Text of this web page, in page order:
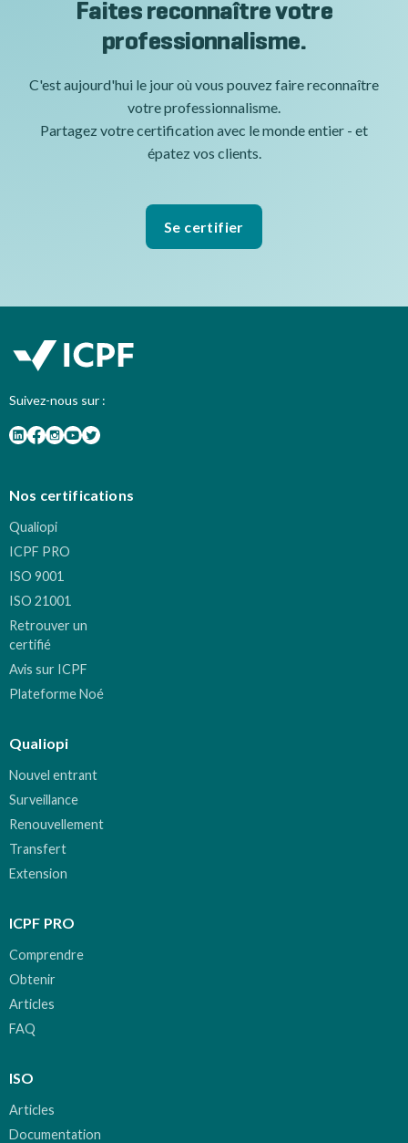
Faites reconnaître votre
professionnalisme.
C'est aujourd'hui le jour où vous pouvez faire reconnaître
votre professionnalisme.
Partagez votre certification avec le monde entier - et
épatez vos clients.
Se certifier
Suivez-nous sur :
Nos certifications
Qualiopi
ICPF PRO
ISO 9001
ISO 21001
Retrouver un
certifié
Avis sur ICPF
Plateforme Noé
Qualiopi
Nouvel entrant
Surveillance
Renouvellement
Transfert
Extension
ICPF PRO
Comprendre
Obtenir
Articles
FAQ
ISO
Articles
Documentation